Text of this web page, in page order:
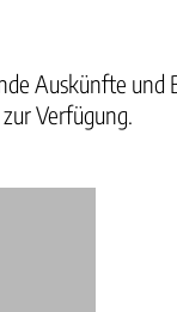
Auskünfte und
Verfügung.